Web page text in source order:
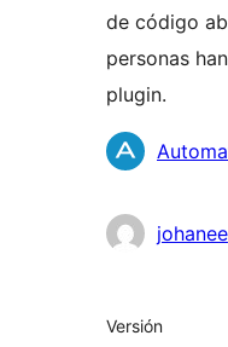
de código
personas
plugin.
johanee
Meta
Versión